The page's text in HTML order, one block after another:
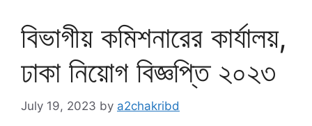
বিভাগীয় কমিশনারের কার্যালয়,
ঢাকা নিয়োগ বিজ্ঞপ্তি ২০২৩
July 19, 2023 by a2chakribd